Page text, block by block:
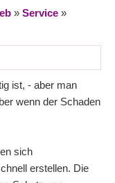
» Service »
ist, - aber man
wenn der Schaden
sich
erstellen. Die